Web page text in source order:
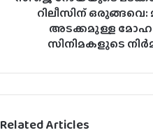
റിലീസിന് ഒരുങ്ങവെ:
അടക്കമുള്ള
സിനിമകളുടെ
Related Articles